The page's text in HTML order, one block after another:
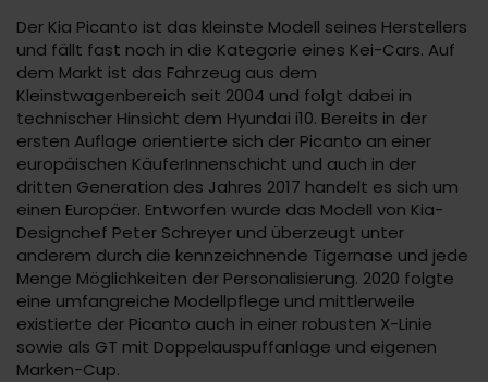
Der Kia Picanto ist das kleinste Modell seines Herstellers
und fällt fast noch in die Kategorie eines Kei-Cars. Auf
dem Markt ist das Fahrzeug aus dem
Kleinstwagenbereich seit 2004 und folgt dabei in
technischer Hinsicht dem Hyundai i10. Bereits in der
ersten Auflage orientierte sich der Picanto an einer
europäischen KäuferInnenschicht und auch in der
dritten Generation des Jahres 2017 handelt es sich um
einen Europäer. Entworfen wurde das Modell von Kia-
Designchef Peter Schreyer und überzeugt unter
anderem durch die kennzeichnende Tigernase und jede
Menge Möglichkeiten der Personalisierung. 2020 folgte
eine umfangreiche Modellpflege und mittlerweile
existierte der Picanto auch in einer robusten X-Linie
sowie als GT mit Doppelauspuffanlage und eigenen
Marken-Cup.